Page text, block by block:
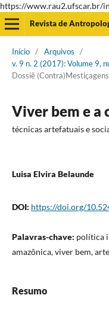
https://www.rau2.ufscar.br/
Revista de
Início / Arquivos
/
v. 9 n. 2 (2017): Volume 9,
Dossiê
Viver bem e a
técnicas artefatuais e
Luisa Elvira Belaunde
DOI: https://doi.org/
Palavras-chave: política
amazônica, viver bem,
Resumo